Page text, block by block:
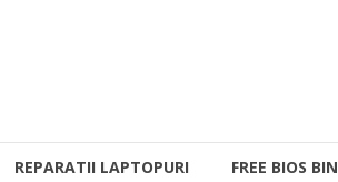
REPARATII LAPTOPURI FREE BIOS BIN